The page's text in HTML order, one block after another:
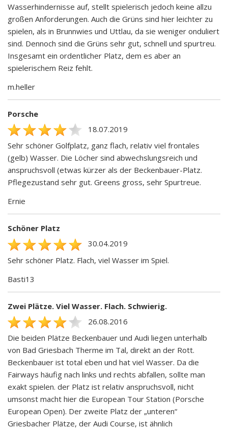
Wasserhindernisse auf, stellt spielerisch jedoch keine allzu
großen Anforderungen. Auch die Grüns sind hier leichter zu
spielen, als in Brunnwies und Uttlau, da sie weniger onduliert
sind. Dennoch sind die Grüns sehr gut, schnell und spurtreu.
Insgesamt ein ordentlicher Platz, dem es aber an
spielerischem Reiz fehlt.
m.heller
Porsche
18.07.2019
Sehr schöner Golfplatz, ganz flach, relativ viel frontales
(gelb) Wasser. Die Löcher sind abwechslungsreich und
anspruchsvoll (etwas kürzer als der Beckenbauer-Platz.
Pflegezustand sehr gut. Greens gross, sehr Spurtreue.
Ernie
Schöner Platz
30.04.2019
Sehr schöner Platz. Flach, viel Wasser im Spiel.
Basti13
Zwei Plätze. Viel Wasser. Flach. Schwierig.
26.08.2016
Die beiden Plätze Beckenbauer und Audi liegen unterhalb
von Bad Griesbach Therme im Tal, direkt an der Rott.
Beckenbauer ist total eben und hat viel Wasser. Da die
Fairways häufig nach links und rechts abfallen, sollte man
exakt spielen. der Platz ist relativ anspruchsvoll, nicht
umsonst macht hier die European Tour Station (Porsche
European Open). Der zweite Platz der „unteren“
Griesbacher Plätze, der Audi Course, ist ähnlich